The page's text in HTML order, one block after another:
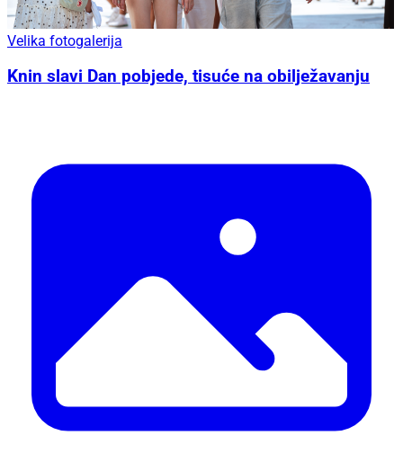
Velika fotogalerija
Knin slavi Dan pobjede, tisuće na obilježavanju